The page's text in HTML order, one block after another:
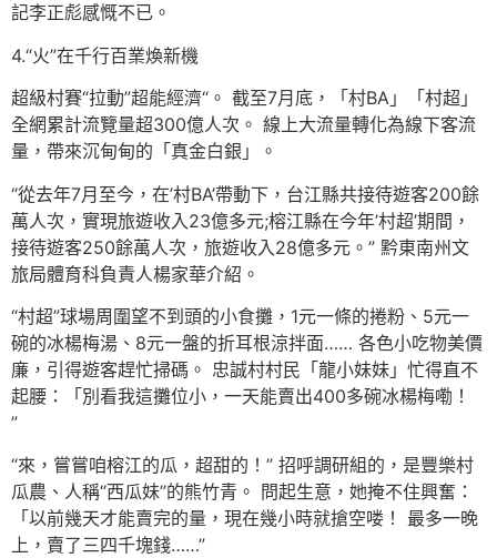
記李正彪感慨不已。
4.“火”在千行百業煥新機
超級村賽“拉動”超能經濟“。 截至7月底，「村BA」「村超」
全網累計流覽量超300億人次。 線上大流量轉化為線下客流
量，帶來沉甸甸的「真金白銀」。
“從去年7月至今，在’村BA’帶動下，台江縣共接待遊客200餘
萬人次，實現旅遊收入23億多元;榕江縣在今年’村超’期間，
接待遊客250餘萬人次，旅遊收入28億多元。” 黔東南州文
旅局體育科負責人楊家華介紹。
“村超”球場周圍望不到頭的小食攤，1元一條的捲粉、5元一
碗的冰楊梅湯、8元一盤的折耳根涼拌面…… 各色小吃物美價
廉，引得遊客趕忙掃碼。 忠誠村村民「龍小妹妹」忙得直不
起腰：「別看我這攤位小，一天能賣出400多碗冰楊梅嘞！
”
“來，嘗嘗咱榕江的瓜，超甜的！” 招呼調研組的，是豐樂村
瓜農、人稱“西瓜妹”的熊竹青。 問起生意，她掩不住興奮：
「以前幾天才能賣完的量，現在幾小時就搶空喽！ 最多一晚
上，賣了三四千塊錢……”